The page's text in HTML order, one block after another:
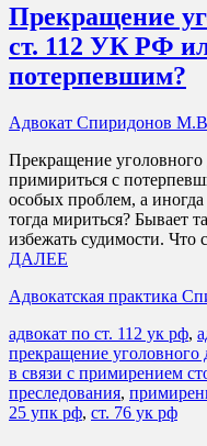
Прекращение
ст. 112 УК РФ
потерпевшим?
Адвокат Спиридонов
Прекращение
примириться с
особых проблем, а
тогда мириться? Бывает
избежать судимости. Что
ДАЛЕЕ
Адвокатская практика
адвокат по ст. 112 ук рф,
прекращение уголовного
в связи с примирением
преследования,
25 упк рф, ст. 76 ук рф